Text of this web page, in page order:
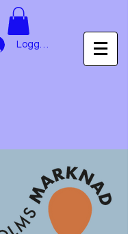
Logga in